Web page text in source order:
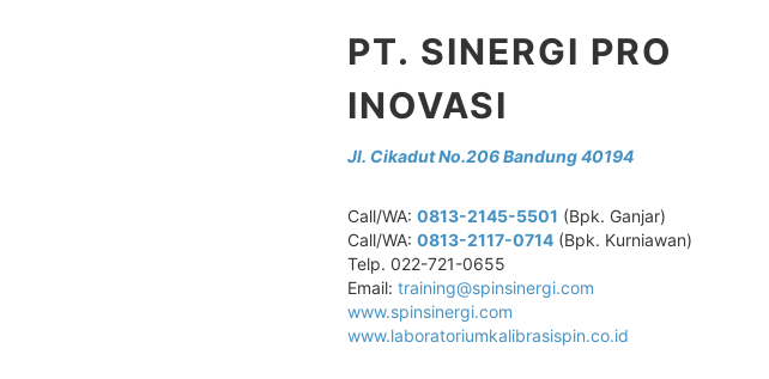
PT. SINERGI PRO
INOVASI
Jl. Cikadut No.206 Bandung 40194
Call/WA:0813-2145-5501 (Bpk. Ganjar)
Call/WA:0813-2117-0714 (Bpk. Kurniawan)
Telp. 022-721-0655
Email:training@spinsinergi.com
www.spinsinergi.com
www.laboratoriumkalibrasispin.co.id